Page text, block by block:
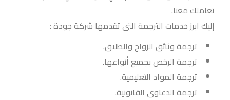
تعاملك معنا.
إليك ابرز خدمات الترجمة التى تقدمها شركة جودة :
ترجمة وثائق الزواج والطلاق.
ترجمة الرخص بجميع أنواعها.
ترجمة المواد التعليمية.
ترجمة الدعاوى القانونية.